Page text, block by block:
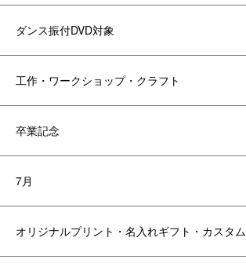
ダンス振付DVD対象
工作・ワークショップ・クラフト
卒業記念
7月
オリジナルプリント・名入れギフト・カスタム